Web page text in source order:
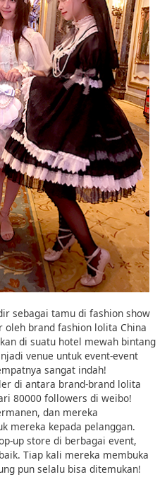
sebagai tamu di fashion show
brand fashion lolita China
di suatu hotel mewah bintang
venue untuk event-event
sangat indah!
di antara brand-brand lolita
80000 followers di weibo!
dan mereka
mereka kepada pelanggan.
up store di berbagai event,
Tiap kali mereka membuka
pun selalu bisa ditemukan!